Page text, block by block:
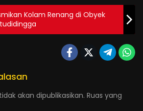
Kolam Renang di Obyek
akan dipublikasikan. Ruas yang